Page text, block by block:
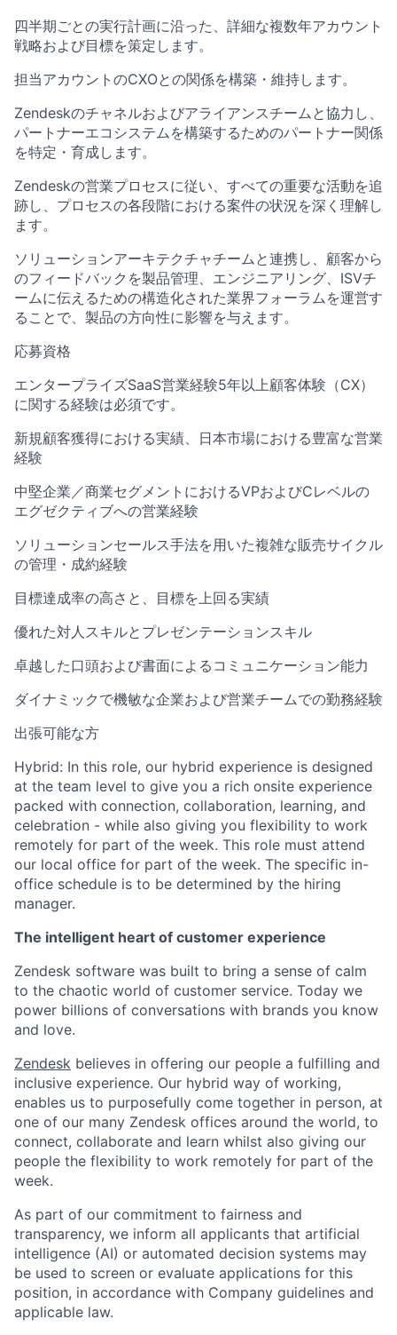
四半期ごとの実行計画に沿った、詳細な複数年アカウント
戦略および目標を策定します。
担当アカウントのCXOとの関係を構築・維持します。
Zendeskのチャネルおよびアライアンスチームと協力し、
パートナーエコシステムを構築するためのパートナー関係
を特定・育成します。
Zendeskの営業プロセスに従い、すべての重要な活動を追
跡し、プロセスの各段階における案件の状況を深く理解し
ます。
ソリューションアーキテクチャチームと連携し、顧客から
のフィードバックを製品管理、エンジニアリング、ISVチ
ームに伝えるための構造化された業界フォーラムを運営す
ることで、製品の方向性に影響を与えます。
応募資格
エンタープライズSaaS営業経験5年以上顧客体験（CX）
に関する経験は必須です。
新規顧客獲得における実績、日本市場における豊富な営業
経験
中堅企業／商業セグメントにおけるVPおよびCレベルの
エグゼクティブへの営業経験
ソリューションセールス手法を用いた複雑な販売サイクル
の管理・成約経験
目標達成率の高さと、目標を上回る実績
優れた対人スキルとプレゼンテーションスキル
卓越した口頭および書面によるコミュニケーション能力
ダイナミックで機敏な企業および営業チームでの勤務経験
出張可能な方
Hybrid: In this role, our hybrid experience is designed
at the team level to give you a rich onsite experience
packed with connection, collaboration, learning, and
celebration - while also giving you flexibility to work
remotely for part of the week. This role must attend
our local office for part of the week. The specific in-
office schedule is to be determined by the hiring
manager.
The intelligent heart of customer experience
Zendesk software was built to bring a sense of calm
to the chaotic world of customer service. Today we
power billions of conversations with brands you know
and love.
Zendesk believes in offering our people a fulfilling and
inclusive experience. Our hybrid way of working,
enables us to purposefully come together in person, at
one of our many Zendesk offices around the world, to
connect, collaborate and learn whilst also giving our
people the flexibility to work remotely for part of the
week.
As part of our commitment to fairness and
transparency, we inform all applicants that artificial
intelligence (AI) or automated decision systems may
be used to screen or evaluate applications for this
position, in accordance with Company guidelines and
applicable law.